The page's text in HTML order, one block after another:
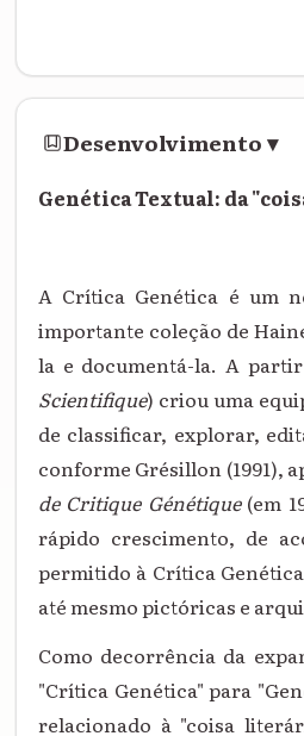
Desenvolvimento▾
Genética Textual: da
A Crítica Genética é um
importante coleção de
la e documentá-la. A
Scientifique) criou uma
de classificar, explorar,
conforme Grésillon (1991),
de Critique Génétique(em
rápido crescimento, de
permitido à Crítica
até mesmo pictóricas e
Como decorrência da
"Crítica Genética" para
relacionado à "coisa